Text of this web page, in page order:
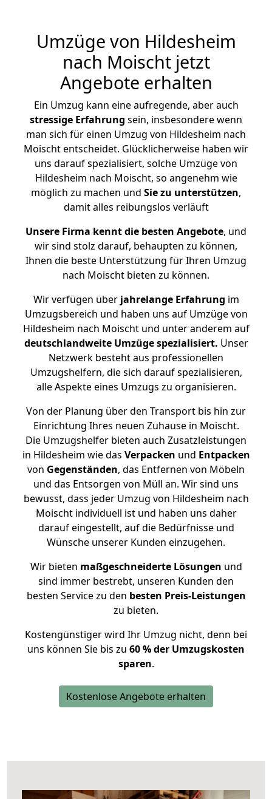
Umzüge von Hildesheim
nach Moischt jetzt
Angebote erhalten
Ein Umzug kann eine aufregende, aber auch
stressige Erfahrung sein, insbesondere wenn
man sich für einen Umzug von Hildesheim nach
Moischt entscheidet. Glücklicherweise haben wir
uns darauf spezialisiert, solche Umzüge von
Hildesheim nach Moischt, so angenehm wie
möglich zu machen und Sie zu unterstützen,
damit alles reibungslos verläuft
Unsere Firma kennt die besten Angebote, und
wir sind stolz darauf, behaupten zu können,
Ihnen die beste Unterstützung für Ihren Umzug
nach Moischt bieten zu können.
Wir verfügen überjahrelange Erfahrung im
Umzugsbereich und haben uns auf Umzüge von
Hildesheim nach Moischt und unter anderem auf
deutschlandweite Umzüge spezialisiert. Unser
Netzwerk besteht aus professionellen
Umzugshelfern, die sich darauf spezialisieren,
alle Aspekte eines Umzugs zu organisieren.
Von der Planung über den Transport bis hin zur
Einrichtung Ihres neuen Zuhause in Moischt.
Die Umzugshelfer bieten auch Zusatzleistungen
in Hildesheim wie das Verpacken und Entpacken
von Gegenständen, das Entfernen von Möbeln
und das Entsorgen von Müll an. Wir sind uns
bewusst, dass jeder Umzug von Hildesheim nach
Moischt individuell ist und haben uns daher
darauf eingestellt, auf die Bedürfnisse und
Wünsche unserer Kunden einzugehen.
Wir bieten maßgeschneiderte Lösungen und
sind immer bestrebt, unseren Kunden den
besten Service zu den besten Preis-Leistungen
zu bieten.
Kostengünstiger wird Ihr Umzug nicht, denn bei
uns können Sie bis zu 60 % der Umzugskosten
sparen.
Kostenlose Angebote erhalten